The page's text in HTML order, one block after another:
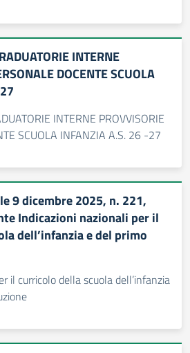
INTERNE
DOCENTE SCUOLA
INTERNE PROVVISORIE
SCUOLA INFANZIA A.S. 26 -27
9 dicembre 2025, n. 221,
Indicazioni nazionali per il
dell’infanzia e del primo
il curricolo della scuola dell’infanzia